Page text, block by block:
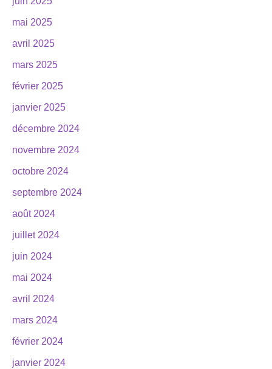
mai 2025
avril 2025
mars 2025
février 2025
janvier 2025
décembre 2024
novembre 2024
octobre 2024
septembre 2024
août 2024
juillet 2024
juin 2024
mai 2024
avril 2024
mars 2024
février 2024
janvier 2024